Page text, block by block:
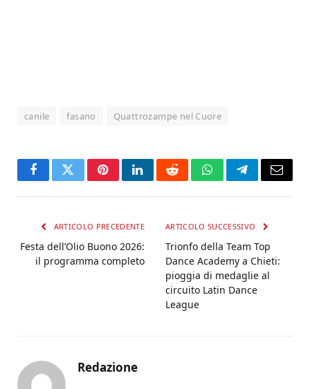
canile fasano Quattrozampe nel Cuore
FacebookTwitterPinterestLinkedInRedditWhatsAppTelegramEmail
ARTICOLO PRECEDENTE
Festa dell’Olio Buono 2026:
il programma completo
ARTICOLO SUCCESSIVO
Trionfo della Team Top
Dance Academy a Chieti:
pioggia di medaglie al
circuito Latin Dance
League
Redazione